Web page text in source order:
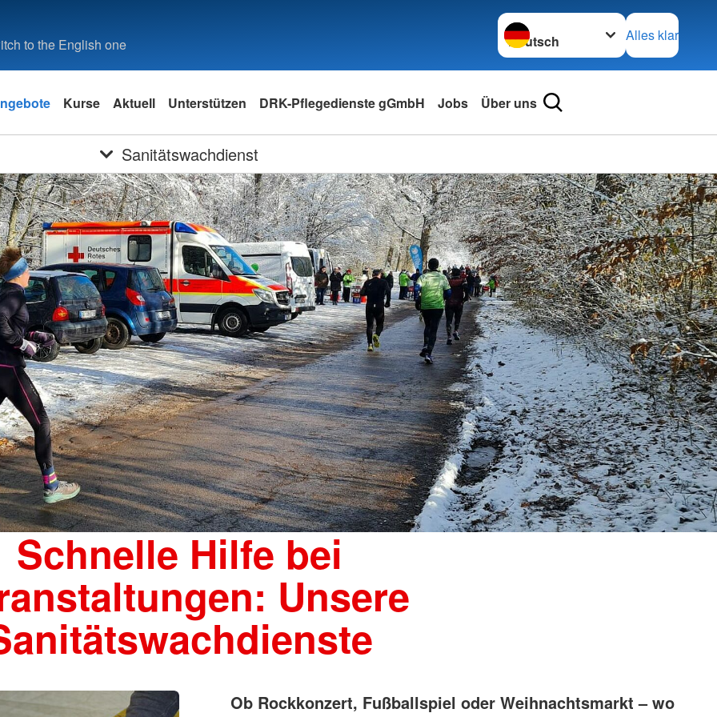
to the English one
Sprache wechseln zu
Alles klar
Kurse Aktuell Unterstützen DRK-Pflegedienste gGmbH Jobs Über uns
Sanitätswachdienst
Schnelle Hilfe bei
Unsere
Ob Rockkonzert, Fußballspiel oder Weihnachtsmarkt – wo